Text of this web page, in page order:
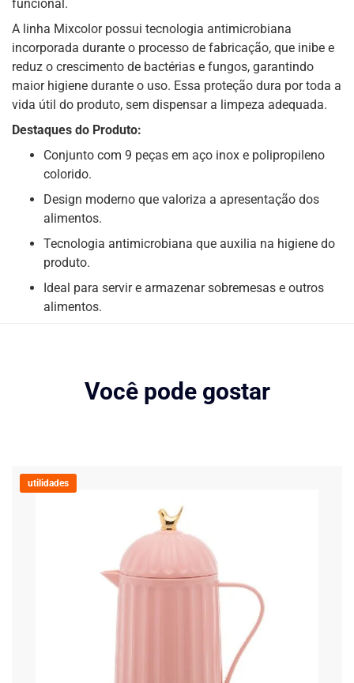
funcional.
A linha Mixcolor possui tecnologia antimicrobiana
incorporada durante o processo de fabricação, que inibe e
reduz o crescimento de bactérias e fungos, garantindo
maior higiene durante o uso. Essa proteção dura por toda a
vida útil do produto, sem dispensar a limpeza adequada.
Destaques do Produto:
Conjunto com 9 peças em aço inox e polipropileno
colorido.
Design moderno que valoriza a apresentação dos
alimentos.
Tecnologia antimicrobiana que auxilia na higiene do
produto.
Ideal para servir e armazenar sobremesas e outros
alimentos.
Você pode gostar
utilidades